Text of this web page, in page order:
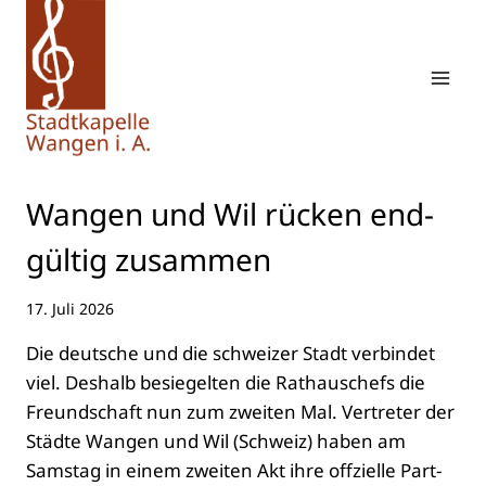
Inhalt
springen
Wan­gen und Wil rücken end­
gül­tig zusam­men
17. Juli 2026
Die deut­sche und die schwei­zer Stadt ver­bin­det
viel. Des­halb besie­gel­ten die Rat­haus­chefs die
Freund­schaft nun zum zwei­ten Mal. Ver­tre­ter der
Städ­te Wan­gen und Wil (Schweiz) haben am
Sams­tag in einem zwei­ten Akt ihre off­zi­el­le Part­